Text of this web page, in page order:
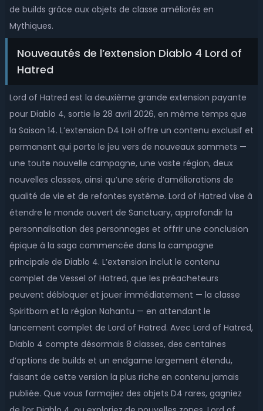
de builds grâce aux objets de classe améliorés en
Mythiques.
Nouveautés de l’extension Diablo 4 Lord of
Hatred
Lord of Hatred est la deuxième grande extension payante
pour Diablo 4, sortie le 28 avril 2026, en même temps que
la Saison 14. L’extension D4 LoH offre un contenu exclusif et
permanent qui porte le jeu vers de nouveaux sommets —
une toute nouvelle campagne, une vaste région, deux
nouvelles classes, ainsi qu’une série d’améliorations de
qualité de vie et de refontes système. Lord of Hatred vise à
étendre le monde ouvert de Sanctuary, approfondir la
personnalisation des personnages et offrir une conclusion
épique à la saga commencée dans la campagne
principale de Diablo 4. L’extension inclut le contenu
complet de Vessel of Hatred, que les préacheteurs
peuvent débloquer et jouer immédiatement — la classe
Spiritborn et la région Nahantu — en attendant le
lancement complet de Lord of Hatred. Avec Lord of Hatred,
Diablo 4 compte désormais 8 classes, des centaines
d’options de builds et un endgame largement étendu,
faisant de cette version la plus riche en contenu jamais
publiée. Que vous farmajiez des objets D4 rares, gagniez